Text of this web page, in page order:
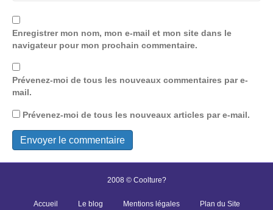
Enregistrer mon nom, mon e-mail et mon site dans le
navigateur pour mon prochain commentaire.
Prévenez-moi de tous les nouveaux commentaires par e-
mail.
Prévenez-moi de tous les nouveaux articles par e-mail.
2008 © Coolture?
Accueil Le blog Mentions légales Plan du Site